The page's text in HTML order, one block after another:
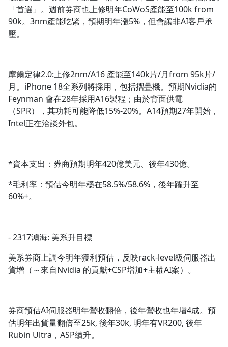
「首選」。週前券商也上修明年CoWoS產能至100k from
90k。3nm產能吃緊，預期明年漲5%，但會讓非AI客戶承
壓。
摩爾定律2.0:上修2nm/A16 產能至140k片/月from 95k片/
月。iPhone 18全系列將採用，包括摺疊機。預期Nvidia的
Feynman 會在28年採用A16製程；由於背面供電
（SPR），其功耗可能降低15%-20%。A14預期27年開始，
Intel正在洽談外包。
*資本支出：券商預期明年420億美元、後年430億。
*毛利率：預估今明年穩在58.5%/58.6%，後年躍升至
60%+。
- 2317鴻海: 美系升目標
美系券商上調今明年獲利預估，反映rack-level級伺服器出
貨增（～來自Nvidia 的貢獻+CSP增加+主權AI案）。
券商預估AI伺服器明年營收翻倍，後年營收也年增4成。預
估明年出貨量翻倍至25k, 後年30k, 明年有VR200, 後年
Rubin Ultra，ASP續升。